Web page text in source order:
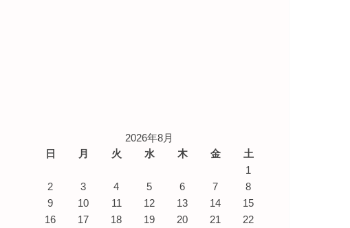
2026年8月
日
月 火 水 木 金
土
1
2
3 4 5 6 7
8
9
10 11 12 13 14
15
16
17 18 19 20 21 22